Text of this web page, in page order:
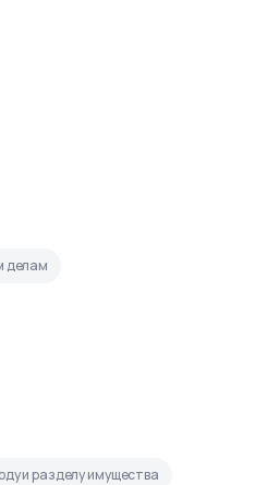
делам
и разделу имущества